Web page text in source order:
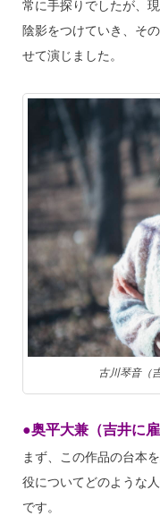
常に手探りでしたが、
陰影をつけていき、そ
せて演じました。
古川琴音（
●奥平大兼（吉井に
まず、この作品の台本
役についてどのような
です。